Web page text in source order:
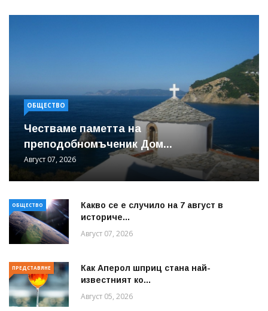
ОБЩЕСТВО
Честваме паметта на
преподобномъченик Дом...
Август 07, 2026
ОБЩЕСТВО
Какво се е случило на 7 август в
историче...
Август 07, 2026
ПРЕДСТАВЯНЕ
Как Аперол шприц стана най-
известният ко...
Август 05, 2026